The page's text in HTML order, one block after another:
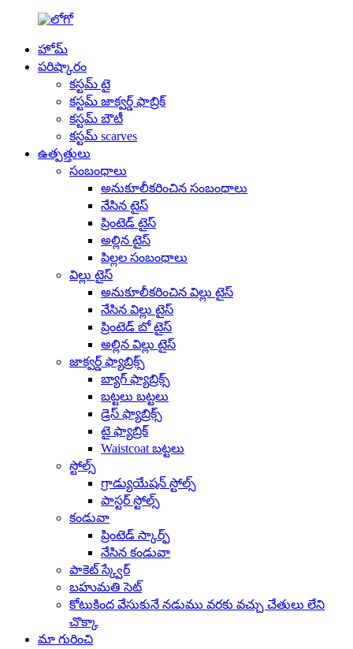
హోమ్
పరిష్కారం
కస్టమ్ టై
కస్టమ్ జాక్వర్డ్ ఫాబ్రిక్
కస్టమ్ బౌటీ
కస్టమ్ scarves
ఉత్పత్తులు
సంబంధాలు
అనుకూలీకరించిన సంబంధాలు
నేసిన టైస్
ప్రింటెడ్ టైస్
అల్లిన టైస్
పిల్లల సంబంధాలు
విల్లు టైస్
అనుకూలీకరించిన విల్లు టైస్
నేసిన విల్లు టైస్
ప్రింటెడ్ బో టైస్
అల్లిన విల్లు టైస్
జాక్వర్డ్ ఫ్యాబ్రిక్స్
బ్యాగ్ ఫ్యాబ్రిక్స్
బట్టలు బట్టలు
డ్రెస్ ఫ్యాబ్రిక్స్
టై ఫ్యాబ్రిక్
Waistcoat బట్టలు
స్టోల్స్
గ్రాడ్యుయేషన్ స్టోల్స్
పాస్టర్ స్టోల్స్
కండువా
ప్రింటెడ్ స్కార్ఫ్
నేసిన కండువా
పాకెట్ స్క్వేర్
బహుమతి సెట్
కోటుకింద వేసుకునే నడుము వరకు వచ్చు చేతులు లేని
చొక్కా
మా గురించి